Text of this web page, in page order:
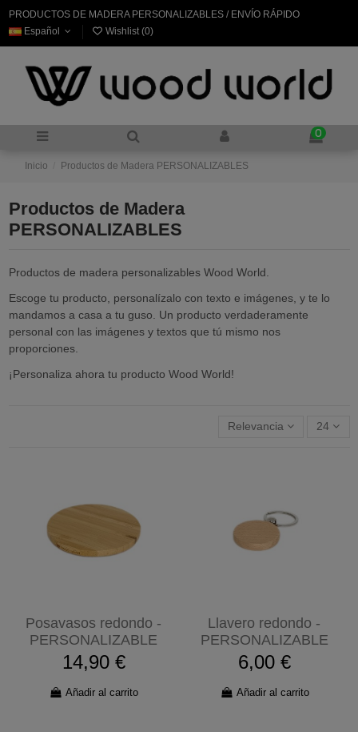
PRODUCTOS DE MADERA PERSONALIZABLES / ENVÍO RÁPIDO
Español
Wishlist (0)
0
Inicio Productos de Madera PERSONALIZABLES
Productos de Madera
PERSONALIZABLES
Productos de madera personalizables Wood World.
Escoge tu producto, personalízalo con texto e imágenes, y te lo
mandamos a casa a tu guso. Un producto verdaderamente
personal con las imágenes y textos que tú mismo nos
proporciones.
¡Personaliza ahora tu producto Wood World!
Relevancia 24
Posavasos redondo -
PERSONALIZABLE
14,90 €
Añadir al carrito
Llavero redondo -
PERSONALIZABLE
6,00 €
Añadir al carrito